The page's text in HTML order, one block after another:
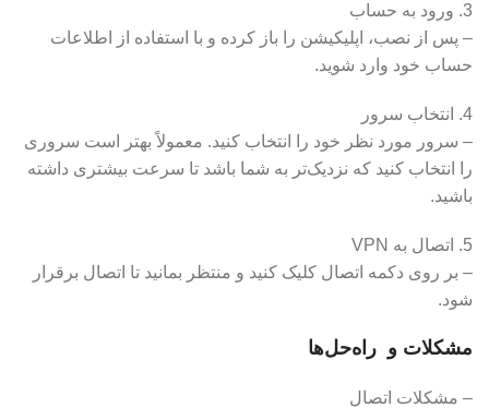
3. ورود به حساب
– پس از نصب، اپلیکیشن را باز کرده و با استفاده از اطلاعات
حساب خود وارد شوید.
4. انتخاب سرور
– سرور مورد نظر خود را انتخاب کنید. معمولاً بهتر است سروری
را انتخاب کنید که نزدیک‌تر به شما باشد تا سرعت بیشتری داشته
باشید.
5. اتصال به VPN
– بر روی دکمه اتصال کلیک کنید و منتظر بمانید تا اتصال برقرار
شود.
مشکلات و راه‌حل‌ها
– مشکلات اتصال